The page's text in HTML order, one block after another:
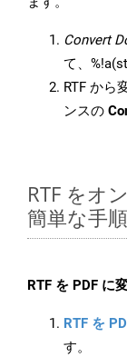
Convert
て、
RTF から
ンスの
RTF をオ
簡単な手順
RTF を PDF に
RTF を
す。